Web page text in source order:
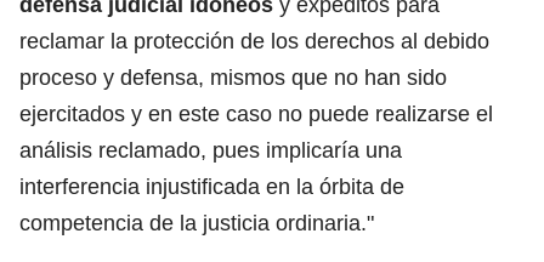
reclamar la protección de los derechos al debido
proceso y defensa, mismos que no han sido
ejercitados y en este caso no puede realizarse el
análisis reclamado, pues implicaría una
interferencia injustificada en la órbita de
competencia de la justicia ordinaria."